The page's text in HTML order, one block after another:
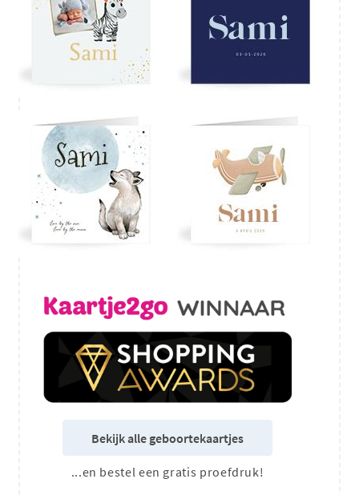
Bekijk alle geboortekaartjes
...en bestel een gratis proefdruk!